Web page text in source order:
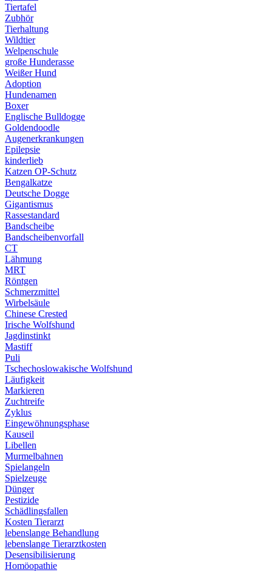
Tiertafel
Zubhör
Tierhaltung
Wildtier
Welpenschule
große Hunderasse
Weißer Hund
Adoption
Hundenamen
Boxer
Englische Bulldogge
Goldendoodle
Augenerkrankungen
Epilepsie
kinderlieb
Katzen OP-Schutz
Bengalkatze
Deutsche Dogge
Gigantismus
Rassestandard
Bandscheibe
Bandscheibenvorfall
CT
Lähmung
MRT
Röntgen
Schmerzmittel
Wirbelsäule
Chinese Crested
Irische Wolfshund
Jagdinstinkt
Mastiff
Puli
Tschechoslowakische Wolfshund
Läufigkeit
Markieren
Zuchtreife
Zyklus
Eingewöhnungsphase
Kauseil
Libellen
Murmelbahnen
Spielangeln
Spielzeuge
Dünger
Pestizide
Schädlingsfallen
Kosten Tierarzt
lebenslange Behandlung
lebenslange Tierarztkosten
Desensibilisierung
Homöopathie